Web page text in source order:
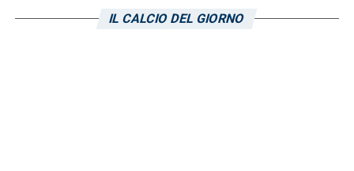
IL CALCIO DEL GIORNO